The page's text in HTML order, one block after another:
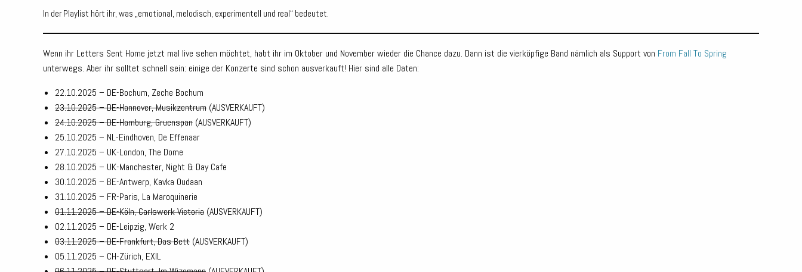
In der Playlist hört ihr, was „emotional, melodisch, experimentell und real“ bedeutet.
Wenn ihr Letters Sent Home jetzt mal live sehen möchtet, habt ihr im Oktober und November wieder die Chance dazu. Dann ist die vierköpfige Band nämlich als Support von From Fall To Spring
unterwegs. Aber ihr solltet schnell sein: einige der Konzerte sind schon ausverkauft! Hier sind alle Daten:
22.10.2025 – DE-Bochum, Zeche Bochum
23.10.2025 – DE-Hannover, Musikzentrum (AUSVERKAUFT)
24.10.2025 – DE-Hamburg, Gruenspan (AUSVERKAUFT)
25.10.2025 – NL-Eindhoven, De Effenaar
27.10.2025 – UK-London, The Dome
28.10.2025 – UK-Manchester, Night & Day Cafe
30.10.2025 – BE-Antwerp, Kavka Oudaan
31.10.2025 – FR-Paris, La Maroquinerie
01.11.2025 – DE-Köln, Carlswerk Victoria (AUSVERKAUFT)
02.11.2025 – DE-Leipzig, Werk 2
03.11.2025 – DE-Frankfurt, Das Bett (AUSVERKAUFT)
05.11.2025 – CH-Zürich, EXIL